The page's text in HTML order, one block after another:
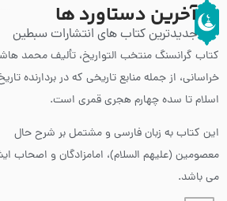
آخرین دستاورد ها
جدیدترین کتاب های انتشارات سبطین
کتاب گرانسنگ منتخب التواريخ، تألیف محمد
خراسانی، از جمله منابع تاریخی که در بردارنده
اسلام تا سده چهارم هجری قمری است.
این کتاب به زبان فارسی و مشتمل بر شرح حال
معصومین (علیهم السلام)، امامزادگان و اصحاب
می باشد.